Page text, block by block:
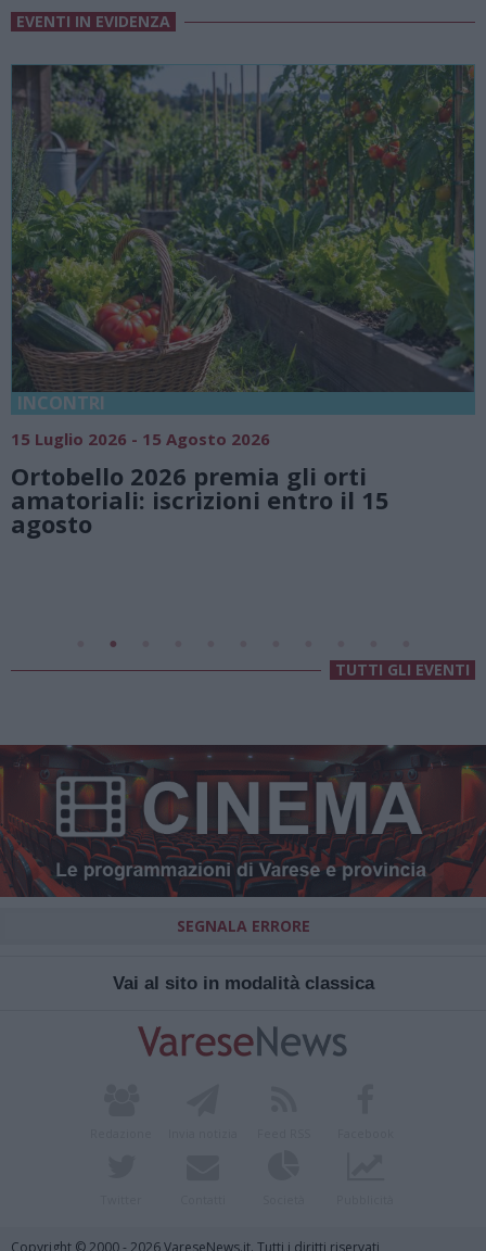
EVENTI IN EVIDENZA
18 Luglio 2026 - 15 Agosto 2026
Vivi l’estate a Villa Fogazzaro Roi.
natura e atmosfere senza tempo
Lago di Lugano
TUTTI GLI EVENTI
SEGNALA ERRORE
Vai al sito in modalità classica
Copyright © 2000 - 2026 VareseNews.it. Tutti i diritti riservati